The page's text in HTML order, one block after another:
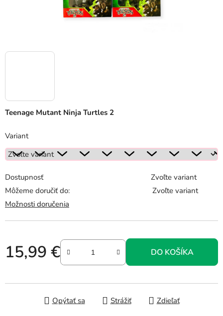
Teenage Mutant Ninja Turtles 2
Variant
Dostupnosť
Zvoľte variant
Môžeme doručiť do:
Zvoľte variant
Možnosti doručenia
15,99 €
Jednotková cena:
DO KOŠÍKA
Opýtať sa Strážiť Zdieľať